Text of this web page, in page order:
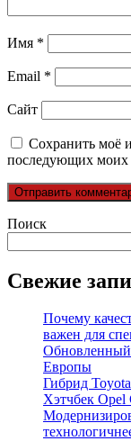
Имя *
Email *
Сайт
Сохранить моё
последующих моих
Поиск
Свежие
Почему
важен для
Обновленный
Европы
Гибрид
Хэтчбек Opel